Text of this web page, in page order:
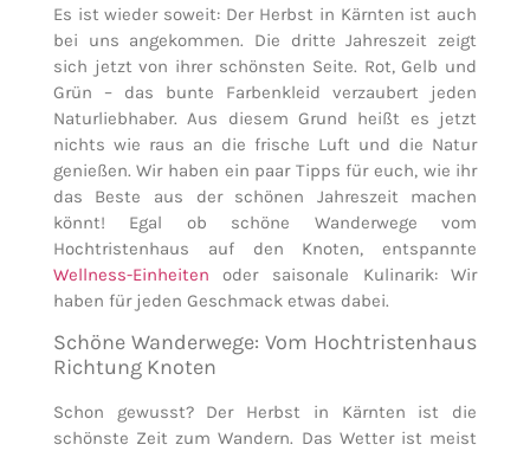
Es ist wieder soweit: Der Herbst in Kärnten ist auch
bei uns angekommen. Die dritte Jahreszeit zeigt
sich jetzt von ihrer schönsten Seite. Rot, Gelb und
Grün – das bunte Farbenkleid verzaubert jeden
Naturliebhaber. Aus diesem Grund heißt es jetzt
nichts wie raus an die frische Luft und die Natur
genießen. Wir haben ein paar Tipps für euch, wie ihr
das Beste aus der schönen Jahreszeit machen
könnt! Egal ob schöne Wanderwege vom
Hochtristenhaus auf den Knoten, entspannte
Wellness-Einheiten oder saisonale Kulinarik: Wir
haben für jeden Geschmack etwas dabei.
Schöne Wanderwege: Vom Hochtristenhaus
Richtung Knoten
Schon gewusst? Der Herbst in Kärnten ist die
schönste Zeit zum Wandern. Das Wetter ist meist